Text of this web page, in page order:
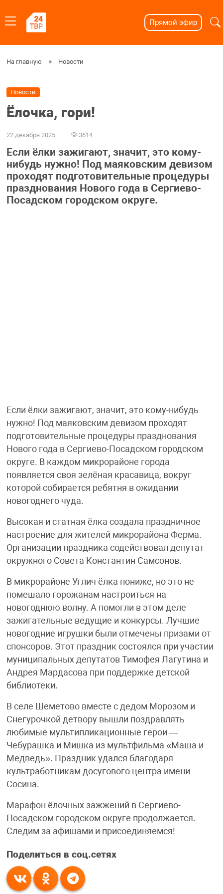
Прямой эфир
На главную Новости
Новости
Ёлочка, гори!
22 декабря 2025 3614
Если ёлки зажигают, значит, это кому-
нибудь нужно! Под маяковским девизом
проходят подготовительные процедуры
празднования Нового года в Сергиево-
Посадском городском округе.
Если ёлки зажигают, значит, это кому-нибудь
нужно! Под маяковским девизом проходят
подготовительные процедуры празднования
Нового года в Сергиево-Посадском городском
округе. В каждом микрорайоне города
появляется своя зелёная красавица, вокруг
которой собирается ребятня в ожидании
новогоднего чуда.
Высокая и статная ёлка создала праздничное
настроение для жителей микрорайона Ферма.
Организации праздника содействовал депутат
окружного Совета Константин Самсонов.
В микрорайоне Углич ёлка пониже, но это не
помешало горожанам настроиться на
новогоднюю волну. А помогли в этом деле
зажигательные ведущие и конкурсы. Лучшие
новогодние игрушки были отмечены призами от
спонсоров. Этот праздник состоялся при участии
муниципальных депутатов Тимофея Лагутина и
Андрея Мардасова при поддержке детской
библиотеки.
В селе Шеметово вместе с дедом Морозом и
Снегурочкой детвору вышли поздравлять
любимые мультипликационные герои —
Чебурашка и Мишка из мультфильма «Маша и
Медведь». Праздник удался благодаря
культработникам досугового центра имени
Сосина.
Марафон ёлочных зажжений в Сергиево-
Посадском городском округе продолжается.
Следим за афишами и присоединяемся!
Поделиться в соц.сетях